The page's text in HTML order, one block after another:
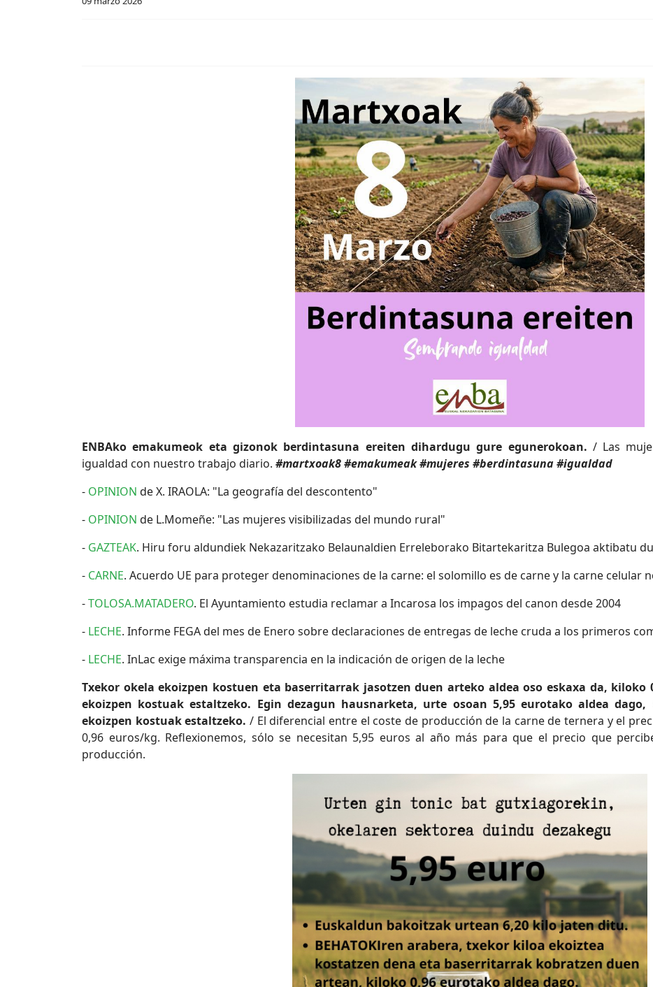
ENBAko emakumeok eta gizonok berdintasuna ereiten dihardugu gure egunerokoan. / Las
igualdad con nuestro trabajo diario. #martxoak8 #emakumeak #mujeres #berdintasuna #igualdad
- OPINION de X. IRAOLA: "La geografía del descontento"
- OPINION de L.Momeñe: "Las mujeres visibilizadas del mundo rural"
- GAZTEAK. Hiru foru aldundiek Nekazaritzako Belaunaldien Erreleborako Bitartekaritza Bulegoa aktibatu
- CARNE. Acuerdo UE para proteger denominaciones de la carne: el solomillo es de carne y la carne celular
-TOLOSA.MATADERO. El Ayuntamiento estudia reclamar a Incarosa los impagos del canon desde 2004
- LECHE. Informe FEGA del mes de Enero sobre declaraciones de entregas de leche cruda a los primeros
- LECHE. InLac exige máxima transparencia en la indicación de origen de la leche
Txekor okela ekoizpen kostuen eta baserritarrak jasotzen duen arteko aldea oso eskaxa da, kiloko
ekoizpen kostuak estaltzeko. Egin dezagun hausnarketa, urte osoan 5,95 eurotako aldea
ekoizpen kostuak estaltzeko. / El diferencial entre el coste de producción de la carne de ternera y el
0,96 euros/kg. Reflexionemos, sólo se necesitan 5,95 euros al año más para que el precio que
producción.